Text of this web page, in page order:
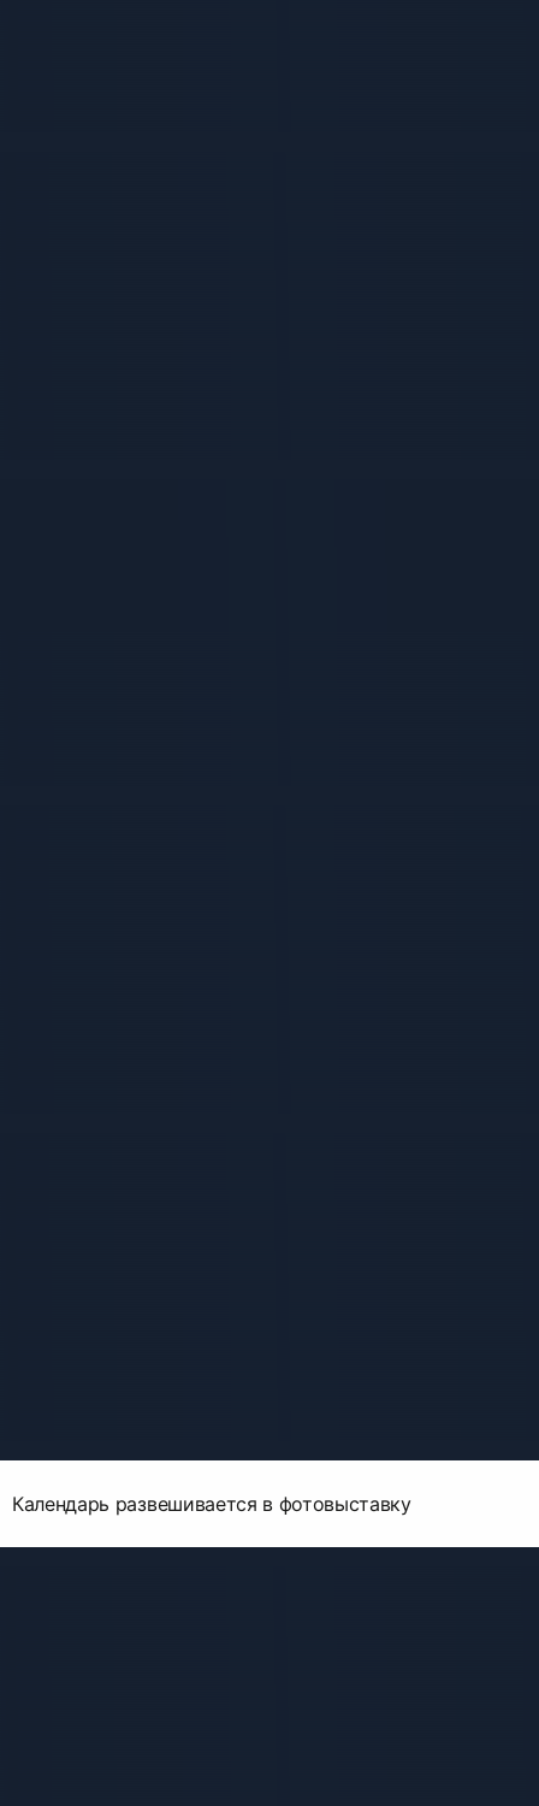
Календарь развешивается в фотовыставку